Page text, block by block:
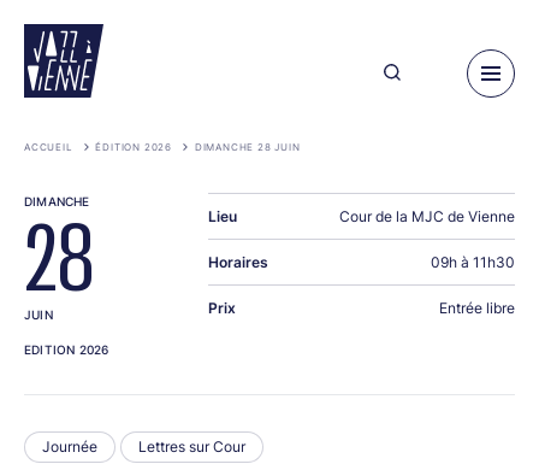
contenu
principal
ACCUEIL ÉDITION 2026 DIMANCHE 28 JUIN
Journée Lettres sur Cour
DIMANCHE
28
JUIN
EDITION 2026
Lieu Cour de la MJC de Vienne
Horaires 09h à 11h30
Prix Entrée libre